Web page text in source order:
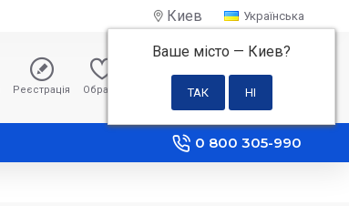
Киев
Ваше місто — Киев?
Українська
Реєстрація Обране Порівняння
0 грн
0 800 305-990